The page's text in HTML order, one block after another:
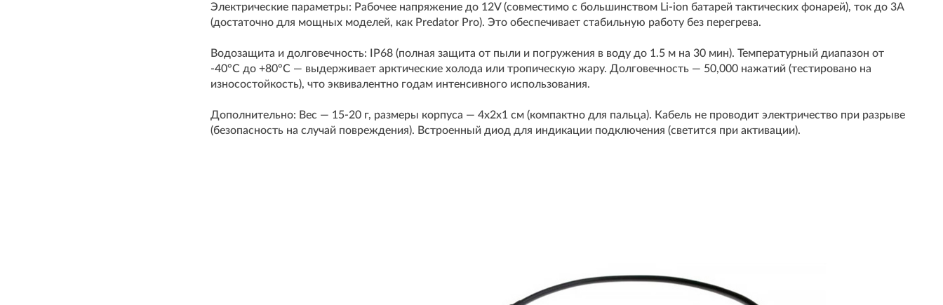
Электрические параметры: Рабочее напряжение до 12V (совместимо с большинством Li-ion батарей тактических фонарей), ток до 3A
(достаточно для мощных моделей, как Predator Pro). Это обеспечивает стабильную работу без перегрева.
Водозащита и долговечность: IP68 (полная защита от пыли и погружения в воду до 1.5 м на 30 мин). Температурный диапазон от
-40°C до +80°C — выдерживает арктические холода или тропическую жару. Долговечность — 50,000 нажатий (тестировано на
износостойкость), что эквивалентно годам интенсивного использования.
Дополнительно: Вес — 15-20 г, размеры корпуса — 4x2x1 см (компактно для пальца). Кабель не проводит электричество при разрыве
(безопасность на случай повреждения). Встроенный диод для индикации подключения (светится при активации).